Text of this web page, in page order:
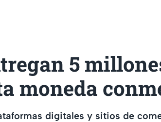
5
moneda
digitales y sitios de